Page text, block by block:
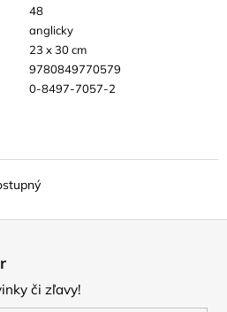
48
anglicky
23 x 30 cm
9780849770579
0-8497-7057-2
či zľavy!